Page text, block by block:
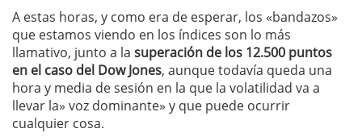
A estas horas, y como era de esperar, los «bandazos»
que estamos viendo en los índices son lo más
llamativo, junto a la superación de los 12.500 puntos
en el caso del Dow Jones, aunque todavía queda una
hora y media de sesión en la que la volatilidad va a
llevar la» voz dominante» y que puede ocurrir
cualquier cosa.